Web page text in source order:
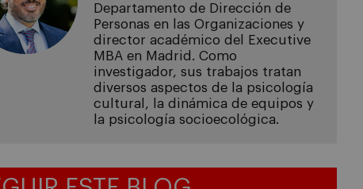
Departamento de Dirección de
Personas en las Organizaciones y
director académico del Executive
MBA en Madrid. Como
investigador, sus trabajos tratan
diversos aspectos de la psicología
cultural, la dinámica de equipos y
la psicología socioecológica.